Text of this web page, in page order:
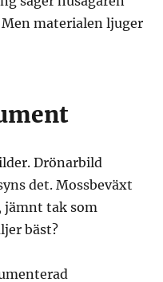
materialen ljuger
Drönarbild
det. Mossbeväxt
jämnt tak som
bäst?